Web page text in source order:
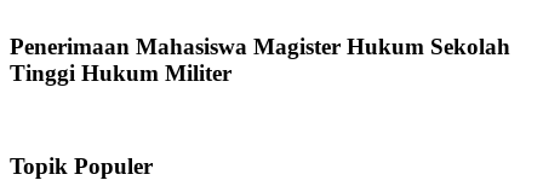
Penerimaan Mahasiswa Magister Hukum Sekolah
Tinggi Hukum Militer
Topik Populer